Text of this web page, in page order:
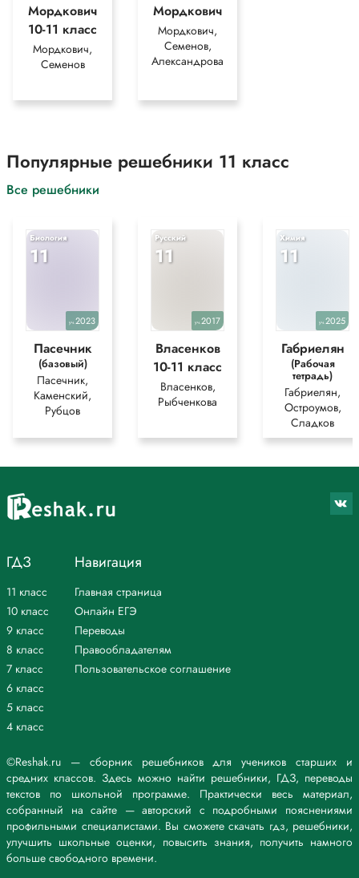
Мордкович
10-11 класс
Мордкович,
Семенов
Мордкович
Мордкович,
Семенов,
Александрова
Популярные решебники 11 класс
Все решебники
Биология
11
уч.2023
Пасечник
(базовый)
Пасечник,
Каменский,
Рубцов
Русский
11
уч.2017
Власенков
10-11 класс
Власенков,
Рыбченкова
Химия
11
уч.2025
Габриелян
(Рабочая
тетрадь)
Габриелян,
Остроумов,
Сладков
©Reshak.ru — сборник решебников для учеников старших и
средних классов. Здесь можно найти решебники, ГДЗ, переводы
текстов по школьной программе. Практически весь материал,
собранный на сайте — авторский с подробными пояснениями
профильными специалистами. Вы сможете скачать гдз, решебники,
улучшить школьные оценки, повысить знания, получить намного
больше свободного времени.
ГДЗ
11 класс
10 класс
9 класс
8 класс
7 класс
6 класс
5 класс
4 класс
Навигация
Главная страница
Онлайн ЕГЭ
Переводы
Правообладателям
Пользовательское соглашение